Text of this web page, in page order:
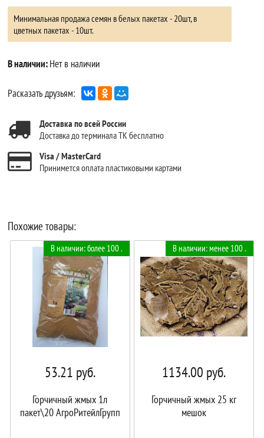
Минимальная продажа семян в белых пакетах - 20шт, в
цветных пакетах - 10шт.
В наличии:Нет в наличии
Расказать друзьям:
Доставка по всей России
Доставка до терминала ТК бесплатно
Visa / MasterCard
Принимется оплата пластиковыми картами
Похожие товары:
В наличии: более 100 .
53.21 руб.
Горчичный жмых 1л
пакет\20 АгроРитейлГрупп
В наличии: менее 100 .
1134.00 руб.
Горчичный жмых 25 кг
мешок